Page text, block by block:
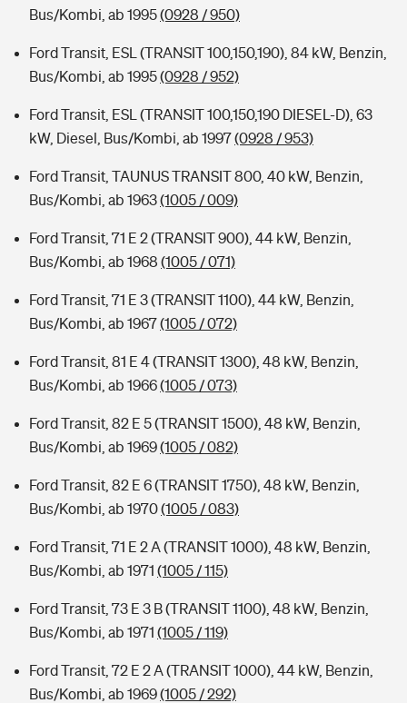
Bus/Kombi, ab 1995(0928 / 950)
Ford Transit, ESL (TRANSIT 100,150,190), 84 kW, Benzin,
Bus/Kombi, ab 1995(0928 / 952)
Ford Transit, ESL (TRANSIT 100,150,190 DIESEL-D), 63
kW, Diesel, Bus/Kombi, ab 1997(0928 / 953)
Ford Transit, TAUNUS TRANSIT 800, 40 kW, Benzin,
Bus/Kombi, ab 1963(1005 / 009)
Ford Transit, 71 E 2 (TRANSIT 900), 44 kW, Benzin,
Bus/Kombi, ab 1968 (1005 / 071)
Ford Transit, 71 E 3 (TRANSIT 1100), 44 kW, Benzin,
Bus/Kombi, ab 1967(1005 / 072)
Ford Transit, 81 E 4 (TRANSIT 1300), 48 kW, Benzin,
Bus/Kombi, ab 1966(1005 / 073)
Ford Transit, 82 E 5 (TRANSIT 1500), 48 kW, Benzin,
Bus/Kombi, ab 1969(1005 / 082)
Ford Transit, 82 E 6 (TRANSIT 1750), 48 kW, Benzin,
Bus/Kombi, ab 1970(1005 / 083)
Ford Transit, 71 E 2 A (TRANSIT 1000), 48 kW, Benzin,
Bus/Kombi, ab 1971 (1005 / 115)
Ford Transit, 73 E 3 B (TRANSIT 1100), 48 kW, Benzin,
Bus/Kombi, ab 1971 (1005 / 119)
Ford Transit, 72 E 2 A (TRANSIT 1000), 44 kW, Benzin,
Bus/Kombi, ab 1969(1005 / 292)